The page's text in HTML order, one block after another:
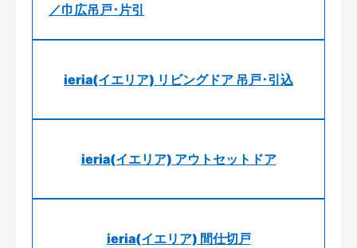
／巾広吊戸･片引
ieria(イエリア) リビングドア 吊戸･引込
ieria(イエリア) アウトセットドア
ieria(イエリア) 間仕切戸